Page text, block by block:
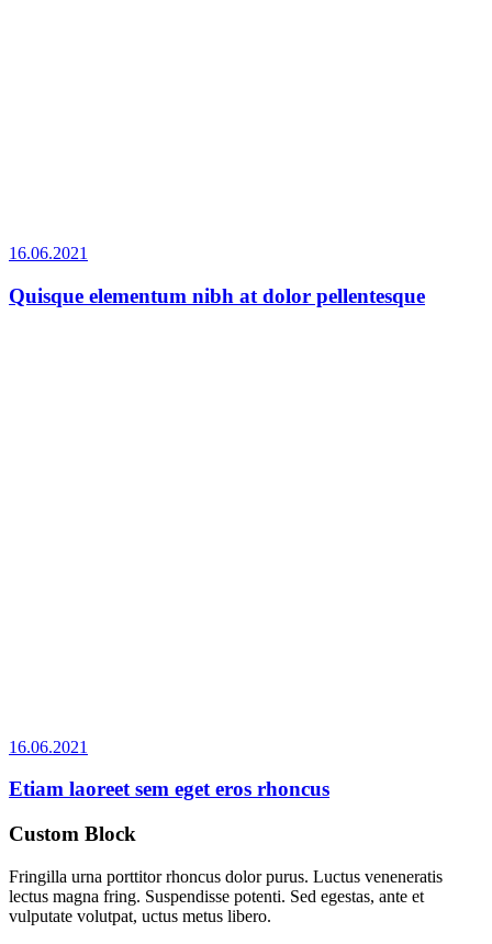
16.06.2021
Quisque elementum nibh at dolor pellentesque
16.06.2021
Etiam laoreet sem eget eros rhoncus
Custom Block
Fringilla urna porttitor rhoncus dolor purus. Luctus veneneratis
lectus magna fring. Suspendisse potenti. Sed egestas, ante et
vulputate volutpat, uctus metus libero.